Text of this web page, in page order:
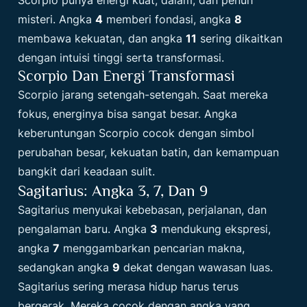
misteri. Angka4 memberi fondasi, angka8
membawa kekuatan, dan angka11 sering dikaitkan
dengan intuisi tinggi serta transformasi.
Scorpio Dan Energi Transformasi
Scorpio jarang setengah-setengah. Saat mereka
fokus, energinya bisa sangat besar. Angka
keberuntungan Scorpio cocok dengan simbol
perubahan besar, kekuatan batin, dan kemampuan
bangkit dari keadaan sulit.
Sagitarius: Angka 3, 7, Dan 9
Sagitarius menyukai kebebasan, perjalanan, dan
pengalaman baru. Angka 3 mendukung ekspresi,
angka7 menggambarkan pencarian makna,
sedangkan angka9 dekat dengan wawasan luas.
Sagitarius sering merasa hidup harus terus